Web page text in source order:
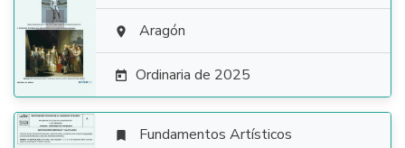
  Aragón
 Ordinaria de 2025
 Fundamentos Artísticos